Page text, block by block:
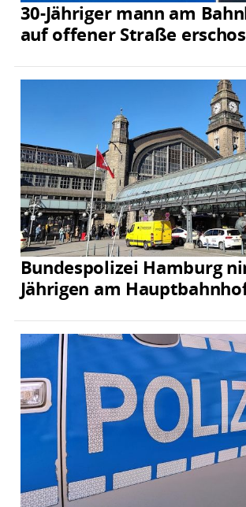
30-Jähriger mann am
auf offener Straße
Bundespolizei Hamburg
Jährigen am